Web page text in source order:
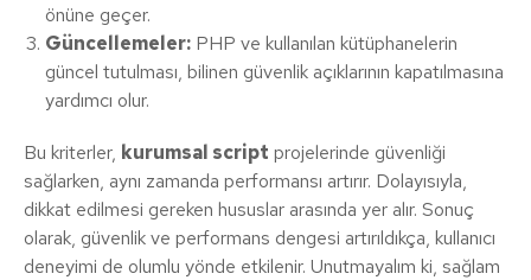
önüne geçer.
Güncellemeler: PHP ve kullanılan kütüphanelerin
güncel tutulması, bilinen güvenlik açıklarının kapatılmasına
yardımcı olur.
Bu kriterler, kurumsal script projelerinde güvenliği
sağlarken, aynı zamanda performansı artırır. Dolayısıyla,
dikkat edilmesi gereken hususlar arasında yer alır. Sonuç
olarak, güvenlik ve performans dengesi artırıldıkça, kullanıcı
deneyimi de olumlu yönde etkilenir. Unutmayalım ki, sağlam